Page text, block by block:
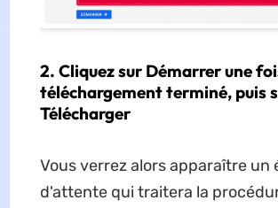
2. Cliquez sur Démarrer une
téléchargement terminé, puis
Télécharger
Vous verrez alors apparaître un
d'attente qui traitera la